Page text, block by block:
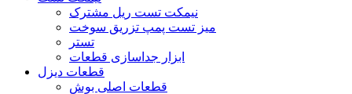
نیمکت تست ریل مشترک
میز تست پمپ تزریق سوخت
تستر
ابزار جداسازی قطعات
قطعات دیزل
قطعات اصلی بوش